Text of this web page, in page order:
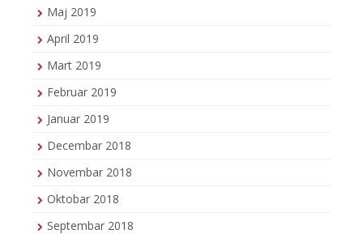
Maj 2019
April 2019
Mart 2019
Februar 2019
Januar 2019
Decembar 2018
Novembar 2018
Oktobar 2018
Septembar 2018